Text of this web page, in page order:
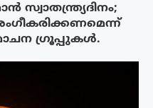
സ്വാതന്ത്ര്യദിനം;
ഗ്രൂപ്പുകൾ.